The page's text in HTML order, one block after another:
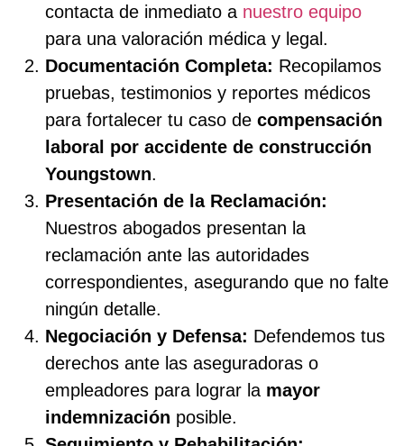
contacta de inmediato a nuestro equipo
para una valoración médica y legal.
Documentación Completa: Recopilamos
pruebas, testimonios y reportes médicos
para fortalecer tu caso de compensación
laboral por accidente de construcción
Youngstown.
Presentación de la Reclamación:
Nuestros abogados presentan la
reclamación ante las autoridades
correspondientes, asegurando que no falte
ningún detalle.
Negociación y Defensa: Defendemos tus
derechos ante las aseguradoras o
empleadores para lograr la mayor
indemnización posible.